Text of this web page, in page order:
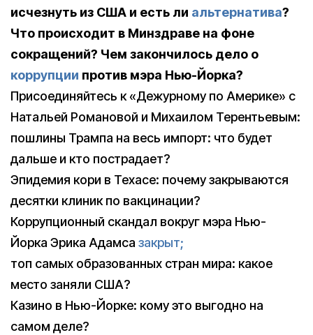
исчезнуть из США и есть ли альтернатива?
Что происходит в Минздраве на фоне
сокращений? Чем закончилось дело о
коррупции против мэра Нью-Йорка?
Присоединяйтесь к «Дежурному по Америке» с
Натальей Романовой и Михаилом Терентьевым:
пошлины Трампа на весь импорт: что будет
дальше и кто пострадает?
Эпидемия кори в Техасе: почему закрываются
десятки клиник по вакцинации?
Коррупционный скандал вокруг мэра Нью-
Йорка Эрика Адамса закрыт;
топ самых образованных стран мира: какое
место заняли США?
Казино в Нью-Йорке: кому это выгодно на
самом деле?